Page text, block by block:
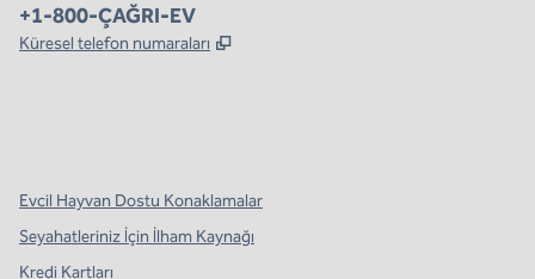
Telefon:
+1-800-ÇAĞRI-EV
Küresel telefon numaraları ,
Evcil Hayvan Dostu Konaklamalar
Seyahatleriniz İçin İlham Kaynağı
Kredi Kartları